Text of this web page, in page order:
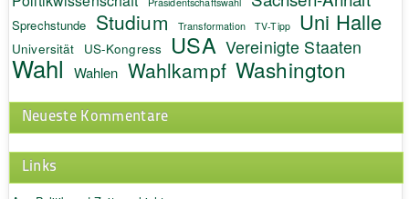
Sprechstunde Studium Transformation TV-Tipp Uni Halle
Universität US-Kongress USA Vereinigte Staaten
Wahl Wahlen Wahlkampf Washington
Neueste Kommentare
Links